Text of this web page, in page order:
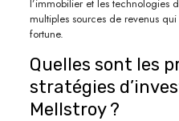
l’immobilier et les technologies
multiples sources de revenus
fortune.
Quelles sont les
stratégies
Mellstroy ?